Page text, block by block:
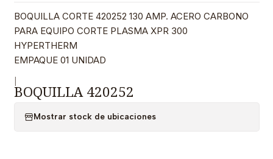
BOQUILLA CORTE 420252 130 AMP. ACERO CARBONO
PARA EQUIPO CORTE PLASMA XPR 300
HYPERTHERM
EMPAQUE 01 UNIDAD
BOQUILLA 420252
Mostrar stock de ubicaciones